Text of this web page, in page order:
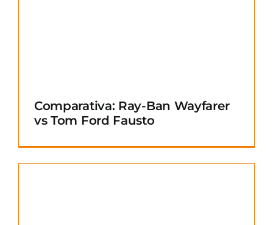
Comparativa: Ray-Ban Wayfarer
vs Tom Ford Fausto